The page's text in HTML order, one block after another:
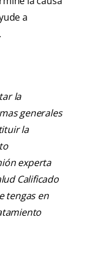
a
la
generales
la
experta
Calificado
tengas en